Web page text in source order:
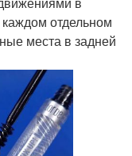
отдельном
места в задней